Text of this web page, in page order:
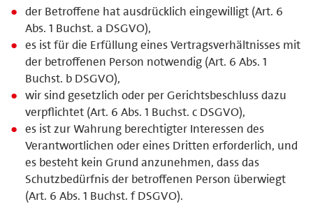
der Betroffene hat ausdrücklich eingewilligt (Art. 6
Abs. 1 Buchst. a DSGVO),
es ist für die Erfüllung eines Vertragsverhältnisses mit
der betroffenen Person notwendig (Art. 6 Abs. 1
Buchst. b DSGVO),
wir sind gesetzlich oder per Gerichtsbeschluss dazu
verpflichtet (Art. 6 Abs. 1 Buchst. c DSGVO),
es ist zur Wahrung berechtigter Interessen des
Verantwortlichen oder eines Dritten erforderlich, und
es besteht kein Grund anzunehmen, dass das
Schutzbedürfnis der betroffenen Person überwiegt
(Art. 6 Abs. 1 Buchst. f DSGVO).